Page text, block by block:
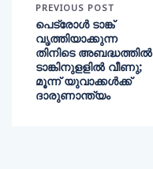
PREVIOUS POST
പെട്രോൾ ടാങ്ക്
വൃത്തിയാക്കുന്ന
തിനിടെ അബദ്ധത്തിൽ
ടാങ്കിനുളളിൽ വീണു;
മൂന്ന് യുവാക്കൾക്ക്
ദാരുണാന്ത്യം